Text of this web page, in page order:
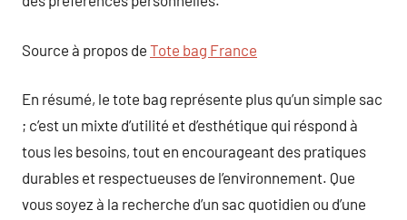
Source à propos de Tote bag France
En résumé, le tote bag représente plus qu’un simple sac
; c’est un mixte d’utilité et d’esthétique qui réspond à
tous les besoins, tout en encourageant des pratiques
durables et respectueuses de l’environnement. Que
vous soyez à la recherche d’un sac quotidien ou d’une